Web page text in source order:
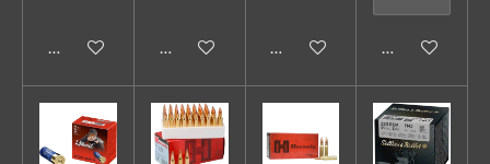
In den WarenkorbIn den WarenkorbIn den WarenkorbIn den